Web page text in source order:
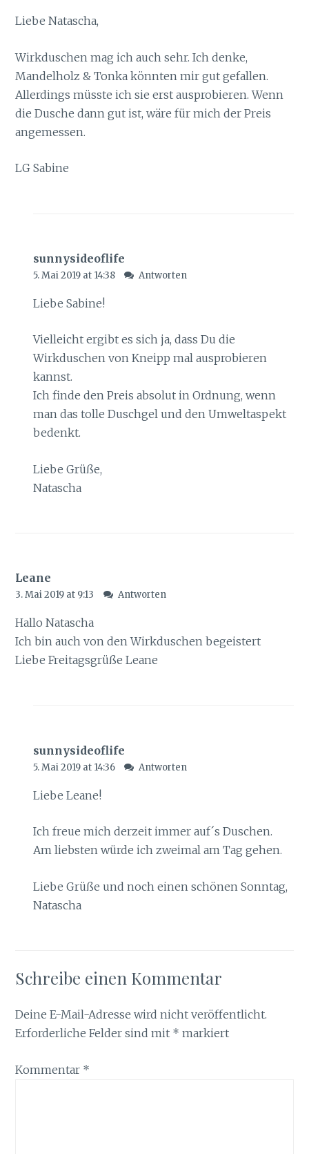
Liebe Natascha,
Wirkduschen mag ich auch sehr. Ich denke,
Mandelholz & Tonka könnten mir gut gefallen.
Allerdings müsste ich sie erst ausprobieren. Wenn
die Dusche dann gut ist, wäre für mich der Preis
angemessen.
LG Sabine
sunnysideoflife
5. Mai 2019 at 14:38 Antworten
Liebe Sabine!
Vielleicht ergibt es sich ja, dass Du die
Wirkduschen von Kneipp mal ausprobieren
kannst.
Ich finde den Preis absolut in Ordnung, wenn
man das tolle Duschgel und den Umweltaspekt
bedenkt.
Liebe Grüße,
Natascha
Leane
3. Mai 2019 at 9:13 Antworten
Hallo Natascha
Ich bin auch von den Wirkduschen begeistert
Liebe Freitagsgrüße Leane
sunnysideoflife
5. Mai 2019 at 14:36 Antworten
Liebe Leane!
Ich freue mich derzeit immer auf´s Duschen.
Am liebsten würde ich zweimal am Tag gehen.
Liebe Grüße und noch einen schönen Sonntag,
Natascha
Schreibe einen Kommentar
Deine E-Mail-Adresse wird nicht veröffentlicht.
Erforderliche Felder sind mit * markiert
Kommentar *